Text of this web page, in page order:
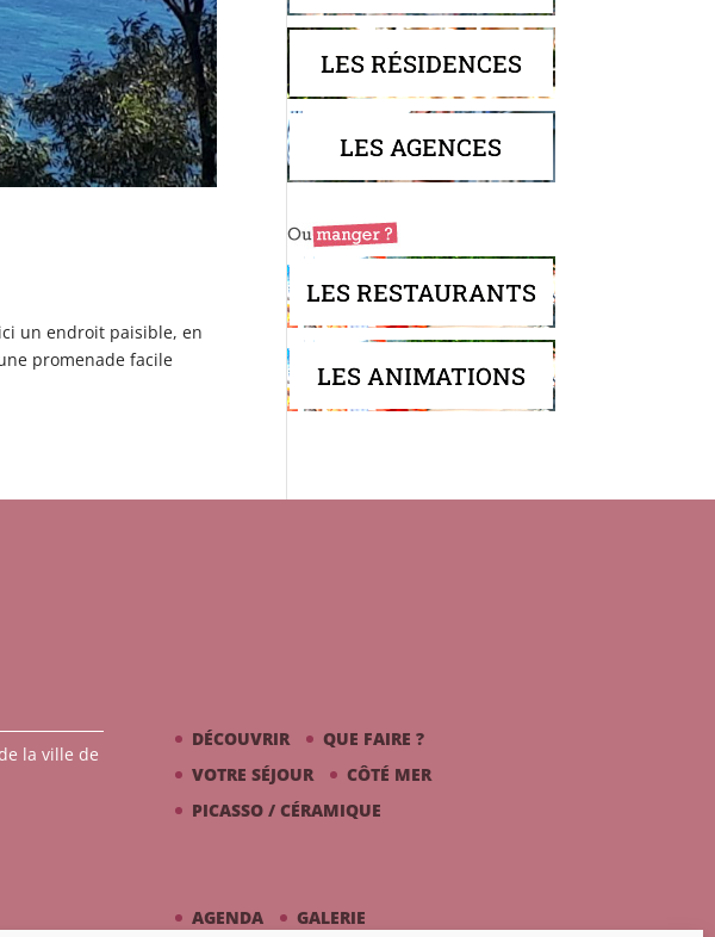
un endroit paisible, en
promenade facile
LES RÉSIDENCES
LES AGENCES
LES RESTAURANTS
LES ANIMATIONS
la ville de
DÉCOUVRIR
QUE FAIRE ?
VOTRE SÉJOUR
CÔTÉ MER
PICASSO / CÉRAMIQUE
AGENDA GALERIE